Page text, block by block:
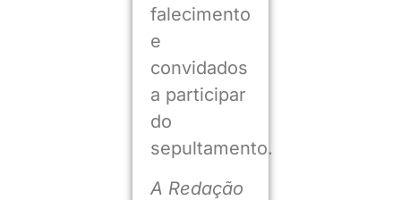
falecimento
e
convidados
a participar
do
sepultamento.
A Redação